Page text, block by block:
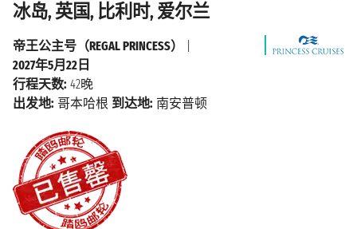
冰岛, 英国, 比利时, 爱尔兰
帝王公主号（REGAL PRINCESS）
2027年5月22日
行程天数: 42晚
出发地: 哥本哈根 到达地: 南安普顿